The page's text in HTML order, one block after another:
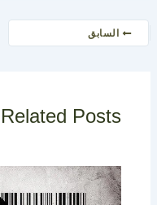
السابق
Related Posts